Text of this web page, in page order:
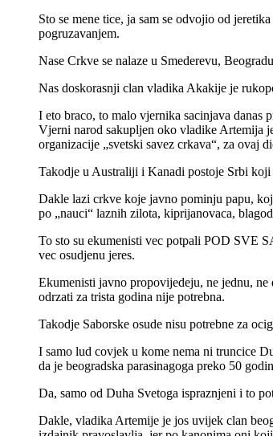
Sto se mene tice, ja sam se odvojio od
pogruzavanjem.
Nase Crkve se nalaze u Smederevu,
Nas doskorasnji clan vladika Akakije je
I eto braco, to malo vjernika sacinjava danas
Vjerni narod sakupljen oko vladike Artemija
organizacije „svetski savez crkava“, za ovaj
Takodje u Australiji i Kanadi postoje Srbi
Dakle lazi crkve koje javno pominju papu,
po „nauci“ laznih zilota, kiprijanovaca,
To sto su ekumenisti vec potpali POD SVE
vec osudjenu jeres.
Ekumenisti javno propovijedeju, ne jednu,
odrzati za trista godina nije potrebna.
Takodje Saborske osude nisu potrebne za
I samo lud covjek u kome nema ni truncice
da je beogradska parasinagoga preko 50
Da, samo od Duha Svetoga ispraznjeni i to
Dakle, vladika Artemije je jos uvijek clan